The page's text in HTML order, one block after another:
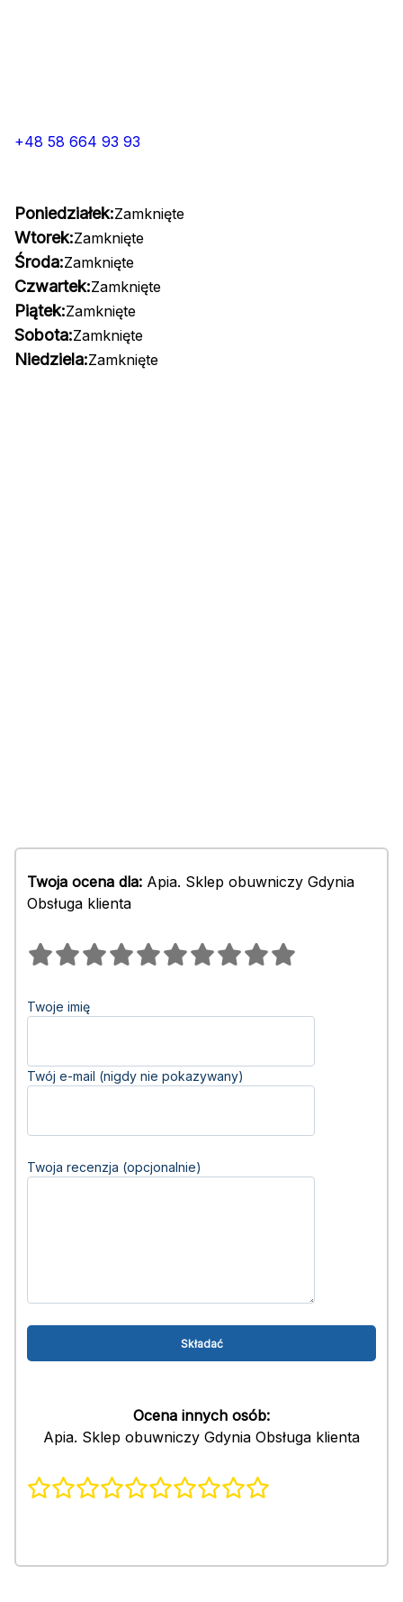
+48 58 664 93 93
Poniedziałek:Zamknięte
Wtorek:Zamknięte
Środa:Zamknięte
Czwartek:Zamknięte
Piątek:Zamknięte
Sobota:Zamknięte
Niedziela:Zamknięte
Twoja ocena dla: Apia. Sklep obuwniczy Gdynia
Obsługa klienta
Twoje imię
Twój e-mail (nigdy nie pokazywany)
Twoja recenzja (opcjonalnie)
Ocena innych osób:
Apia. Sklep obuwniczy Gdynia Obsługa klienta